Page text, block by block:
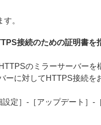
。
接続のための証明書
のミラーサーバー
ーに対してHTTPS接続を
定］-［アップデート］